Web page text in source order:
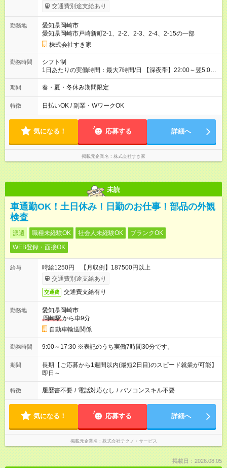
給（22時～翌5時）：1,688円 【オープン手当期間】
2026/09/01~2026/11/30 【試用期間】試用期間あり 試用期間の
の実態は30日（※条件変更なし）ですが、切り上げで一ヶ月と
させていただきます。 研修制度あり：15時間(研修中も同時給）
交通費別途支給あり
勤務地
愛知県岡崎市
愛知県岡崎市戸崎新町2-1、2-2、2-3、2-4、2-15の一部
株式会社すき家
勤務時間
シフト制
1日あたりの実働時間：最大7時間/日 【深夜帯】22:00～翌5:00
週2日～・1日2h～OK◎ ※22:00から翌5:00までは18歳以上の方
のみ勤務可能です（18歳未満の深夜業務禁止のため） ★深夜で
す。 必ず、2名以上での勤務を行いますので、安心して働けま
す。
期間 春・夏・冬休み期間限定
特徴 日払いOK / 副業・WワークOK
気になる！ 応募する 詳細へ
掲載元企業名 株式会社すき家
未読
車通勤OK！土日休み！日勤のお仕事！部品の外観
検査
派遣 職種未経験OK 社会人未経験OK
ブランクOK
WEB登録・面接OK
給与
時給1250円 【月収例】187500円以上
交通費別途支給あり
交通費 交通費支給有り
勤務地
愛知県岡崎市
岡崎駅から車9分
自動車輸送関係
勤務時間 9:00～17:30 ※表記のうち実働7時間30分です。
期間
長期【ご応募から1週間以内(最短2日目)のスピード就業が可能】
即日～
特徴 履歴書不要 / 電話対応なし / パソコンスキル不要
気になる！ 応募する 詳細へ
掲載元企業名 株式会社テクノ・サービス
掲載日：2026.08.05